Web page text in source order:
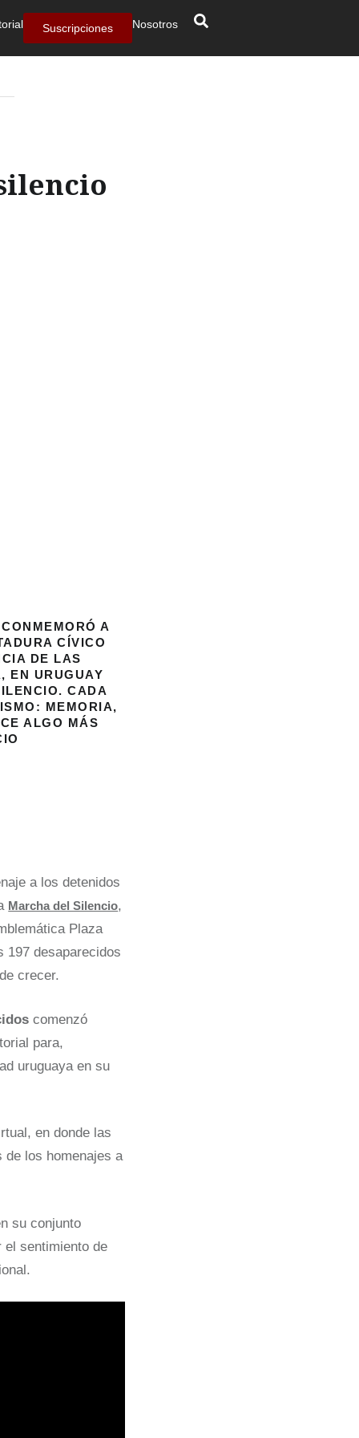
Suscripciones Nosotros
A
CÍVICO
DE LAS
EN URUGUAY
CADA
MEMORIA,
ALGO MÁS
a los detenidos
Marcha del Silencio,
Plaza
197 desaparecidos
crecer.
comenzó
para,
uruguaya en su
en donde las
de los homenajes a
su conjunto
el sentimiento de